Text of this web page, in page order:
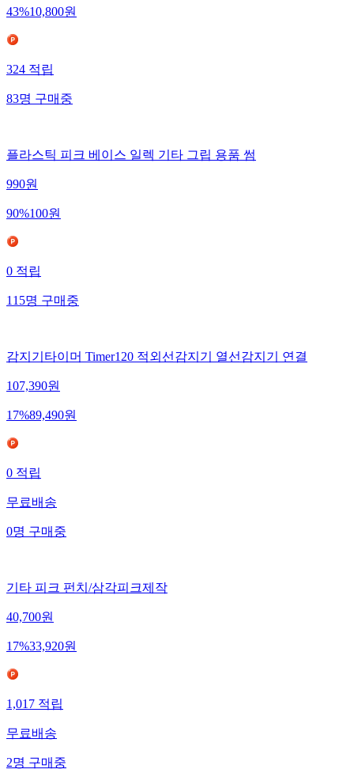
43%10,800원
324 적립
83명 구매중
플라스틱 피크 베이스 일렉 기타 그립 용품 썸
990원
90%100원
0 적립
115명 구매중
감지기타이머 Timer120 적외선감지기 열선감지기 연결
107,390원
17%89,490원
0적립
무료배송
0명구매중
기타 피크 펀치/삼각피크제작
40,700원
17%33,920원
1,017적립
무료배송
2명구매중